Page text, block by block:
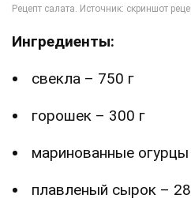
Ингредиенты:
свекла – 750 г
горошек – 300 г
маринованные
плавленый сырок –